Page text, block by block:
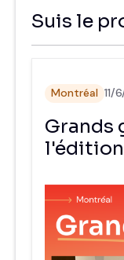
Suis le
Montréal 11/
Grands
l'édition